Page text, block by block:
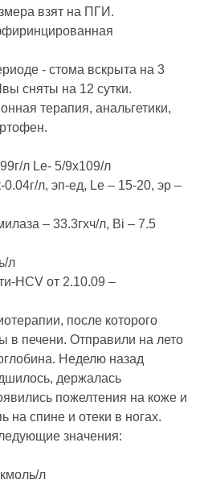
взят на ПГИ.
- стома вскрыта на 3
сняты на 12 сутки.
терапия, анальгетики,
л Le- 5/9x109/л
л, эп-ед, Le – 15-20, эр –
– 33.3гxч/л, Bi – 7.5
л
HCV от 2.10.09 –
после которого
в печени. Отправили на лето
Неделю назад
держалась
пожелтения на коже и
на спине и отеки в ногах.
значения:
л